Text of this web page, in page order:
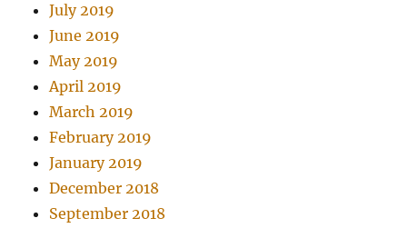
July 2019
June 2019
May 2019
April 2019
March 2019
February 2019
January 2019
December 2018
September 2018